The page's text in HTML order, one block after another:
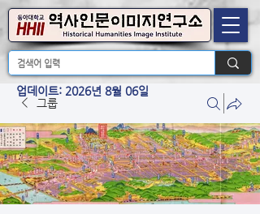
업데이트: 2026년 8월 06일
그룹